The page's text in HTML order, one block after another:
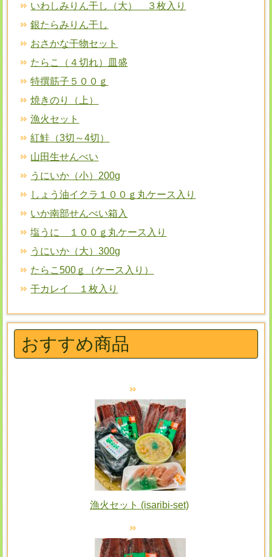
いわしみりん干し（大） ３枚入り
銀たらみりん干し
おさかな干物セット
たらこ（４切れ）皿盛
特撰筋子５００ｇ
焼きのり（上）
漁火セット
紅鮭（3切～4切）
山田生せんべい
うにいか（小）200g
しょう油イクラ１００ｇ丸ケース入り
いか南部せんべい箱入
塩うに １００ｇ丸ケース入り
うにいか（大）300g
たらこ500ｇ（ケース入り）
干カレイ １枚入り
おすすめ商品
漁火セット (isaribi-set)